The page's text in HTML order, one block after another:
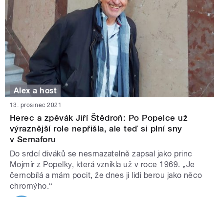
Alex a host
13. prosinec 2021
Herec a zpěvák Jiří Štědroň: Po Popelce už
výraznější role nepřišla, ale teď si plní sny
v Semaforu
Do srdcí diváků se nesmazatelně zapsal jako princ
Mojmír z Popelky, která vznikla už v roce 1969. „Je
černobílá a mám pocit, že dnes ji lidi berou jako něco
chromýho.“